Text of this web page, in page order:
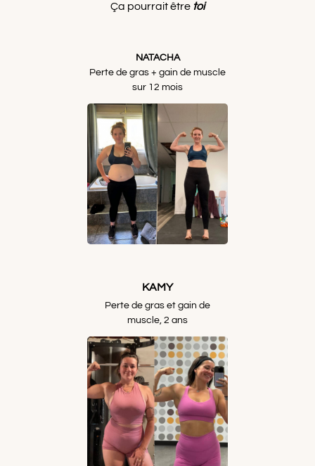
Ça pourrait être toi
NATACHA
Perte de gras + gain de muscle
sur 12 mois
KAMY
Perte de gras et gain de
muscle, 2 ans